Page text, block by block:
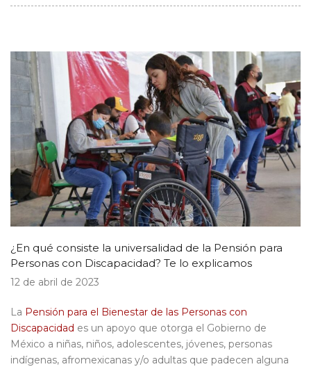
¿En qué consiste la universalidad de la Pensión para
Personas con Discapacidad? Te lo explicamos
12 de abril de 2023
La Pensión para el Bienestar de las Personas con
Discapacidad es un apoyo que otorga el Gobierno de
México a niñas, niños, adolescentes, jóvenes, personas
indígenas, afromexicanas y/o adultas que padecen alguna